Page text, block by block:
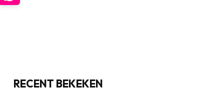
RECENT BEKEKEN